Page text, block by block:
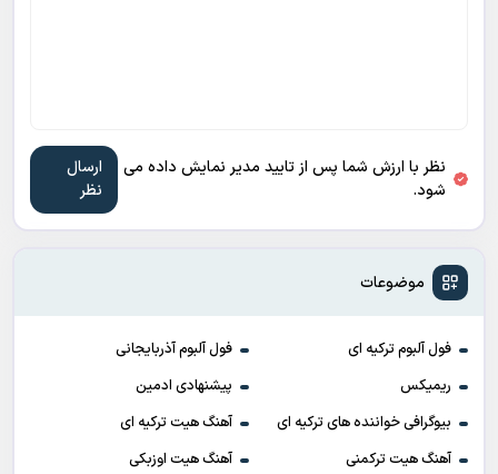
موضوعات
فول آلبوم ترکیه ای
فول آلبوم آذربایجانی
ریمیکس
پیشنهادی ادمین
بیوگرافی خواننده های ترکیه ای
آهنگ هیت ترکیه ای
آهنگ هیت ترکمنی
آهنگ هیت اوزبکی
نظر با ارزش شما پس از تایید مدیر نمایش داده می
شود.